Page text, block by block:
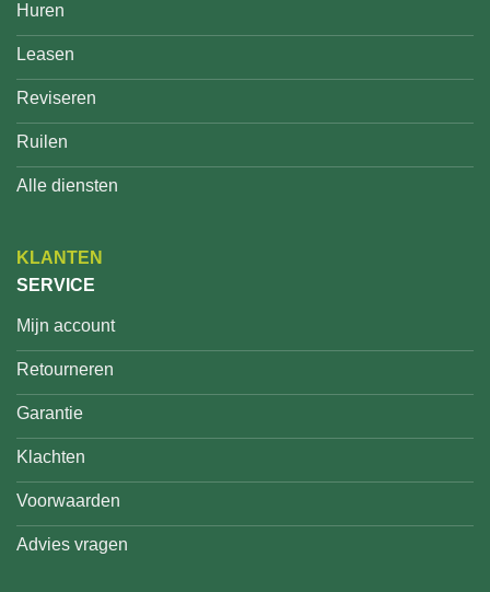
Huren
Leasen
Reviseren
Ruilen
Alle diensten
KLANTEN
SERVICE
Mijn account
Retourneren
Garantie
Klachten
Voorwaarden
Advies vragen